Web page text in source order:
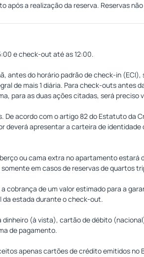
após a realização da reserva. Reservas
e check-out até as 12:00.
antes do horário padrão de check-in
de mais 1 diária. Para check-outs antes
para as duas ações citadas, será
De acordo com o artigo 82 do Estatuto da
deverá apresentar a carteira de
ou cama extra no apartamento estará
em casos de reservas de quartos
cobrança de um valor estimado para a
da estada durante o check-out.
(à vista), cartão de débito
de pagamento.
apenas cartões de crédito emitidos